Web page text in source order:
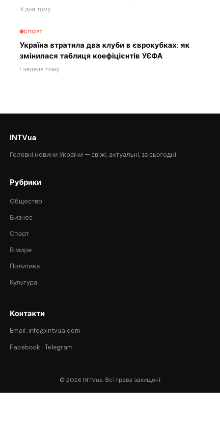
4 дня тому
СПОРТ
Україна втратила два клуби в єврокубках: як
змінилася таблиця коефіцієнтів УЄФА
1 неделя тому
INTVua
Головні новини України — свіжі, актуальні, за сьогодні.
Рубрики
Общество
Бизнес
Спорт
В мире
Политика
Культура
Контакти
Email: info@intvua.com
Facebook · Telegram
© 2026 INTVua. Всі права захищені.